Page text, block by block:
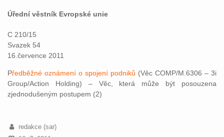
Úřední věstník Evropské unie
C 210/15
Svazek 54
16.července 2011
Předběžné oznámení o spojení podniků (Věc COMP/M.6306 – 3i
Group/Action Holding) – Věc, která může být posouzena
zjednodušeným postupem (2)
redakce (sar)